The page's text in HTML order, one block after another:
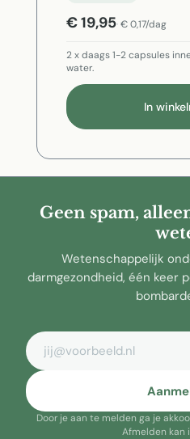
€ 19,95 € 0,17/dag
2 x daags 1-2 capsules
water.
In
Geen spam,
Wetenschappelijk
darmgezondheid, één keer
E-mailadres
Door je aan te melden ga je
Afmelden kan